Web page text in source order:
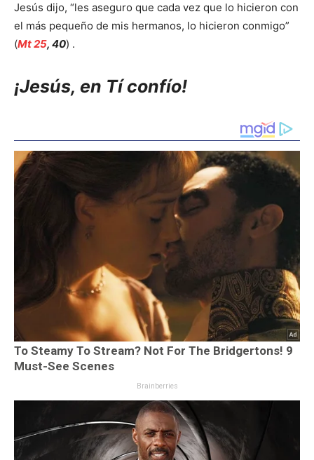
Jesús dijo, “les aseguro que cada vez que lo hicieron con
el más pequeño de mis hermanos, lo hicieron conmigo”
(Mt 25, 40) .
¡Jesús, en Tí confío!